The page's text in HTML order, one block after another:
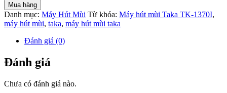
Mua hàng
Danh mục: Máy Hút Mùi Từ khóa: Máy hút mùi Taka TK-1370I,
máy hút mùi, taka, máy hút mùi taka
Đánh giá (0)
Đánh giá
Chưa có đánh giá nào.